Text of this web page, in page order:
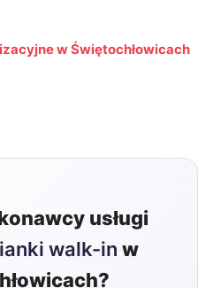
w Świętochłowicach
usługi
walk-in w